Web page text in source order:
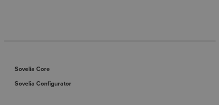
Sovelia Core
Sovelia Configurator